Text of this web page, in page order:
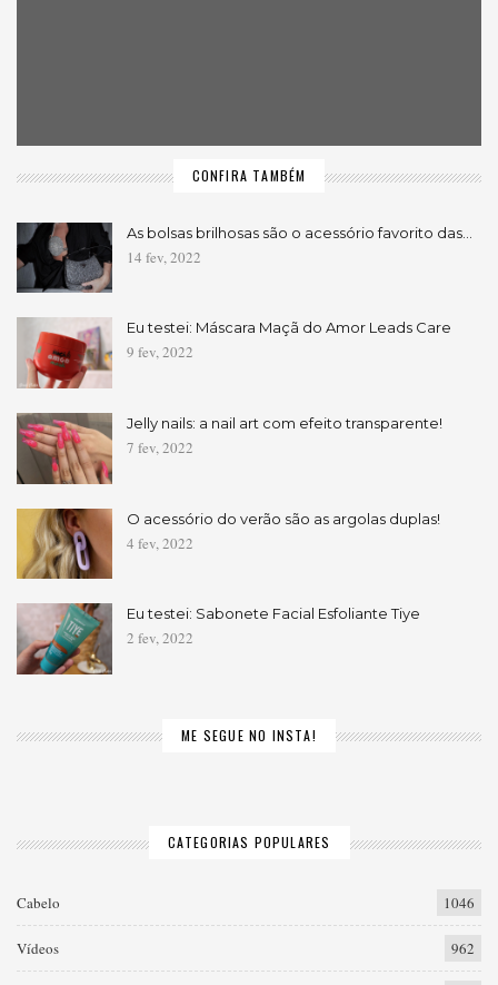
CONFIRA TAMBÉM
As bolsas brilhosas são o acessório favorito das…
14 fev, 2022
Eu testei: Máscara Maçã do Amor Leads Care
9 fev, 2022
Jelly nails: a nail art com efeito transparente!
7 fev, 2022
O acessório do verão são as argolas duplas!
4 fev, 2022
Eu testei: Sabonete Facial Esfoliante Tiye
2 fev, 2022
ME SEGUE NO INSTA!
CATEGORIAS POPULARES
Cabelo 1046
Vídeos 962